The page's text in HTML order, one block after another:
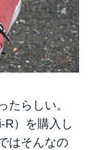
たらしい。
R）を購入し
はそんなの